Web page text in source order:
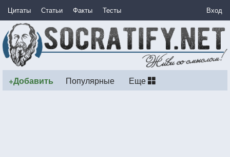
Цитаты Статьи Факты Тесты Вход
+Добавить Популярные Еще